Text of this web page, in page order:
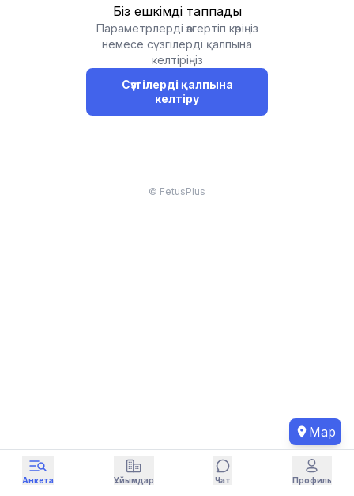
Біз ешкімді таппадық
Параметрлерді өзгертіп көріңіз
немесе сүзгілерді қалпына
келтіріңіз
Сүзгілерді қалпына
келтіру
© FetusPlus
Map
Анкета Ұйымдар Чат Профиль